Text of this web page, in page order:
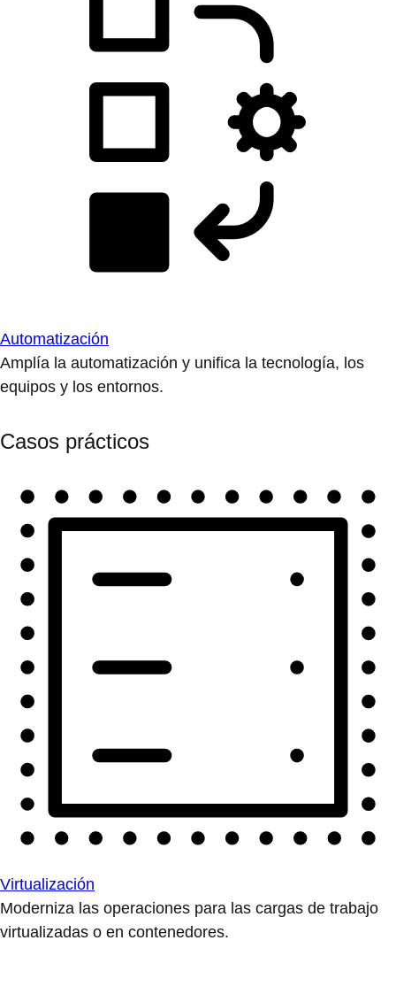
Automatización
Amplía la automatización y unifica la tecnología, los
equipos y los entornos.
Casos prácticos
Virtualización
Moderniza las operaciones para las cargas de trabajo
virtualizadas o en contenedores.